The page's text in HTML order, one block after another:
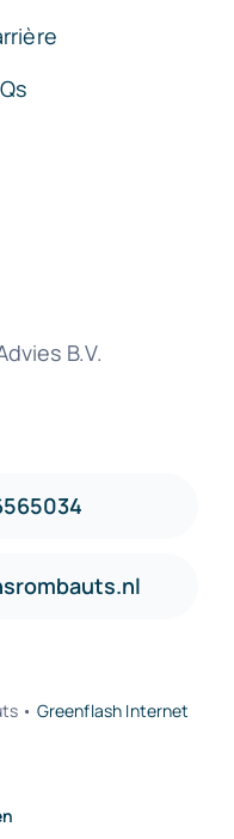
B.V.
• Greenflash Internet